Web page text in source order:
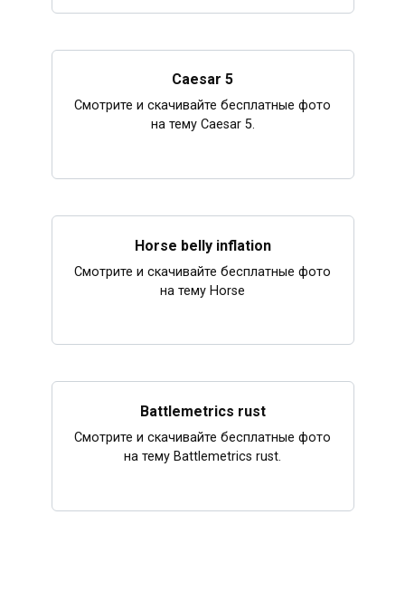
Caesar 5
Смотрите и скачивайте бесплатные фото
на тему Caesar 5.
Horse belly inflation
Смотрите и скачивайте бесплатные фото
на тему Horse
Battlemetrics rust
Смотрите и скачивайте бесплатные фото
на тему Battlemetrics rust.